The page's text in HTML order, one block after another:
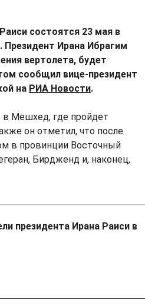
состоятся 23 мая в
Ирана Ибрагим
вертолета, будет
сообщил вице-президент
на РИА Новости.
в Мешхед, где пройдет
он отметил, что после
в провинции Восточный
Бирдженд и, наконец,
президента Ирана Раиси в